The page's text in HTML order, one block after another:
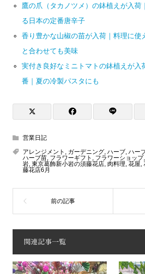
鷹の爪（タカノツメ）の鉢植えが入荷
る日本の定番唐辛子
香り豊かな山椒の苗が入荷｜料理に使
と合わせても美味
実付き良好なミニトマトの鉢植えが入
番｜夏の冷製パスタにも
営業日記
アレンジメント , ガーデニング, ハーブ, ハー
ハーブ苗, フラワーギフト , フラワーショップ,
岩, 東京葛飾新小岩の須藤花店, 肉料理, 花屋,
藤花店6月
関連記事一覧